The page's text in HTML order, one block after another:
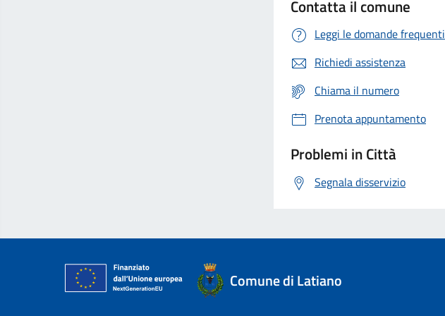
Contatta il comune
Leggi le domande frequenti
Richiedi assistenza
Chiama il numero
Prenota appuntamento
Problemi in Città
Segnala disservizio
Comune di Latiano